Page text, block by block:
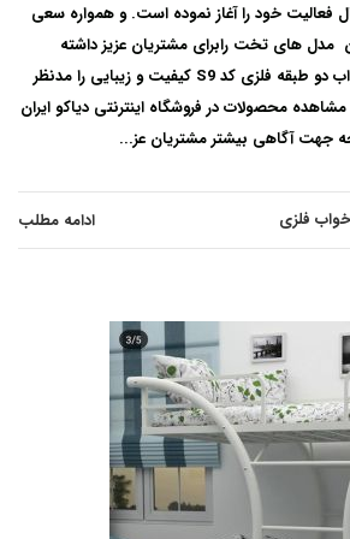
فلزی به مدت 9 سال فعالیت خود را آغاز نموده است. و همواره سعی
مدل های تخت رابرای مشتریان عزیز داشته
است.این شرکت در تختخواب دو طبقه فلزی کد S9 کیفیت و زیبایی را مدنظر
محصولات در فروشگاه اینترنتی دیاکو ایران
جهت آگاهی بیشتر مشتریان عز...
ادامه مطلب فلزی